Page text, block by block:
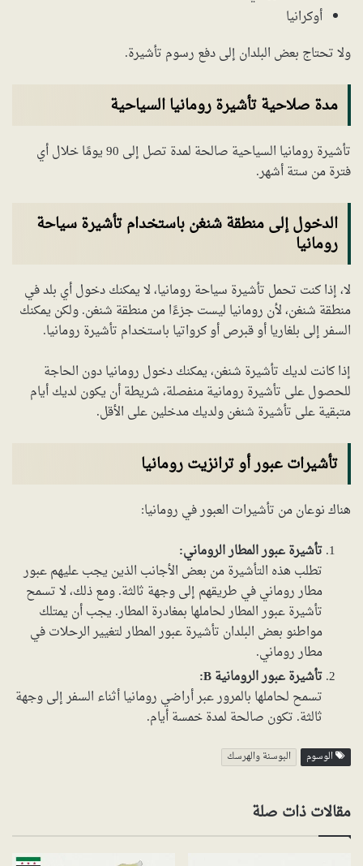
أوكرانيا
ولا تحتاج بعض البلدان إلى دفع رسوم تأشيرة.
مدة صلاحية تأشيرة رومانيا السياحية
تأشيرة رومانيا السياحية صالحة لمدة تصل إلى 90 يومًا خلال أي
فترة من ستة أشهر.
الدخول إلى منطقة شنغن باستخدام تأشيرة سياحة
رومانيا
لا، إذا كنت تحمل تأشيرة سياحة رومانيا، لا يمكنك دخول أي بلد في
منطقة شنغن، لأن رومانيا ليست جزءًا من منطقة شنغن. ولكن يمكنك
السفر إلى بلغاريا أو قبرص أو كرواتيا باستخدام تأشيرة رومانيا.
إذا كانت لديك تأشيرة شنغن، يمكنك دخول رومانيا دون الحاجة
للحصول على تأشيرة رومانية منفصلة، شريطة أن يكون لديك أيام
متبقية على تأشيرة شنغن ولديك مدخلين على الأقل.
تأشيرات عبور أو ترانزيت رومانيا
هناك نوعان من تأشيرات العبور في رومانيا:
تأشيرة عبور المطار الروماني:
تطلب هذه التأشيرة من بعض الأجانب الذين يجب عليهم عبور
مطار روماني في طريقهم إلى وجهة ثالثة. ومع ذلك، لا تسمح
تأشيرة عبور المطار لحاملها بمغادرة المطار. يجب أن يمتلك
مواطنو بعض البلدان تأشيرة عبور المطار لتغيير الرحلات في
مطار روماني.
تأشيرة عبور الرومانية B:
تسمح لحاملها بالمرور عبر أراضي رومانيا أثناء السفر إلى وجهة
ثالثة. تكون صالحة لمدة خمسة أيام.
الوسوم البوسنة والهرسك
مقالات ذات صلة